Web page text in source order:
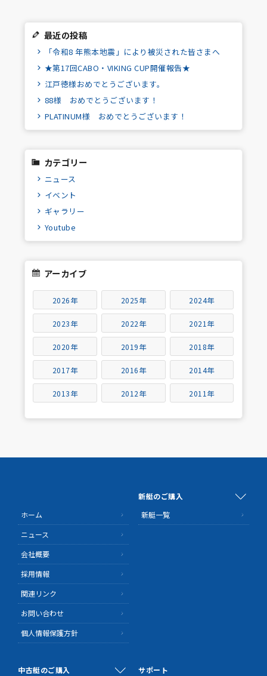
最近の投稿
「令和8 年熊本地震」により被災された皆さまへ
★第17回CABO・VIKING CUP開催報告★
江戸徳様おめでとうございます。
88様 おめでとうございます！
PLATINUM様 おめでとうございます！
カテゴリー
ニュース
イベント
ギャラリー
Youtube
アーカイブ
2026年 2025年 2024年
2023年 2022年 2021年
2020年 2019年 2018年
2017年 2016年 2014年
2013年 2012年 2011年
ホーム
ニュース
会社概要
採用情報
関連リンク
お問い合わせ
個人情報保護方針
新艇のご購入
新艇一覧
中古艇のご購入 サポート